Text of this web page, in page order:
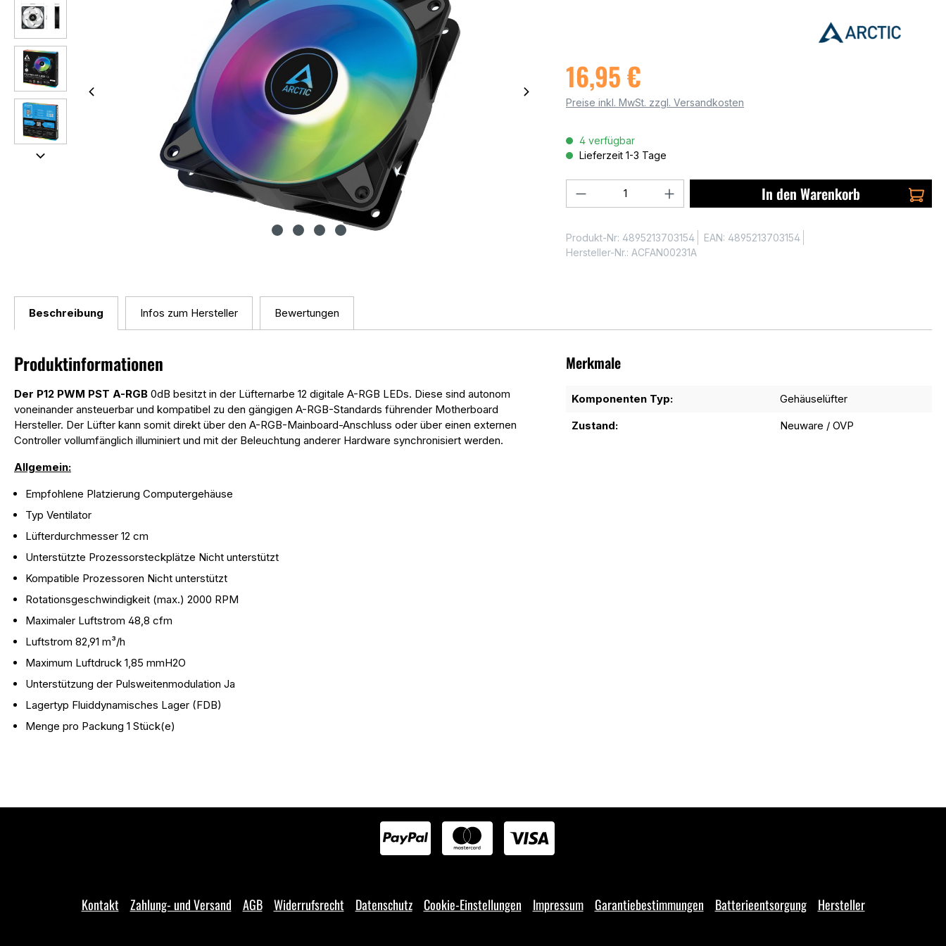
16,95 €
Preise inkl. MwSt. zzgl. Versandkosten
4 verfügbar
Lieferzeit 1-3 Tage
Produkt Anzahl: Gib den gewünschten Wert
In den Warenkorb
Produkt-Nr: 4895213703154 EAN: 4895213703154
Hersteller-Nr.: ACFAN00231A
Beschreibung Infos zum Hersteller Bewertungen
Produktinformationen
Der P12 PWM PST A-RGB 0dB besitzt in der Lüfternarbe 12 digitale A-RGB LEDs. Diese sind autonom
voneinander ansteuerbar und kompatibel zu den gängigen A-RGB-Standards führender Motherboard
Hersteller. Der Lüfter kann somit direkt über den A-RGB-Mainboard-Anschluss oder über einen externen
Controller vollumfänglich illuminiert und mit der Beleuchtung anderer Hardware synchronisiert werden.
Allgemein:
Empfohlene Platzierung Computergehäuse
Typ Ventilator
Lüfterdurchmesser 12 cm
Unterstützte Prozessorsteckplätze Nicht unterstützt
Kompatible Prozessoren Nicht unterstützt
Rotationsgeschwindigkeit (max.) 2000 RPM
Maximaler Luftstrom 48,8 cfm
Luftstrom 82,91 m³/h
Maximum Luftdruck 1,85 mmH2O
Unterstützung der Pulsweitenmodulation Ja
Lagertyp Fluiddynamisches Lager (FDB)
Menge pro Packung 1 Stück(e)
Merkmale
Komponenten Typ:
Gehäuselüfter
Zustand:
Neuware / OVP
Kontakt Zahlung- und Versand AGB Widerrufsrecht Datenschutz Cookie-Einstellungen Impressum Garantiebestimmungen Batterieentsorgung Hersteller